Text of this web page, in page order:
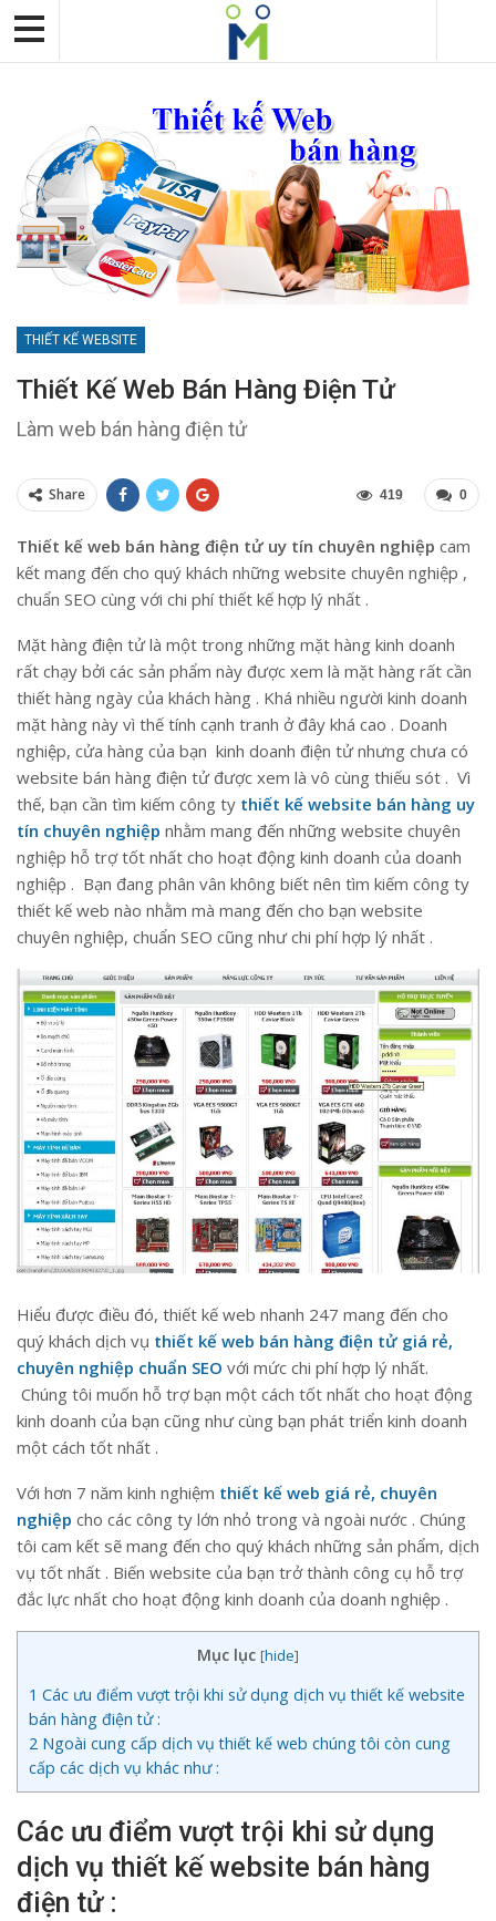
THIẾT KẾ WEBSITE
Thiết Kế Web Bán Hàng Điện Tử
Làm web bán hàng điện tử
Share 0
419
Thiết kế web bán hàng điện tử uy tín chuyên nghiệp cam
kết mang đến cho quý khách những website chuyên nghiệp ,
chuẩn SEO cùng với chi phí thiết kế hợp lý nhất .
Mặt hàng điện tử là một trong những mặt hàng kinh doanh
rất chạy bởi các sản phẩm này được xem là mặt hàng rất cần
thiết hàng ngày của khách hàng . Khá nhiều người kinh doanh
mặt hàng này vì thế tính cạnh tranh ở đây khá cao . Doanh
nghiệp, cửa hàng của bạn kinh doanh điện tử nhưng chưa có
website bán hàng điện tử được xem là vô cùng thiếu sót . Vì
thế, bạn cần tìm kiếm công ty thiết kế website bán hàng uy
tín chuyên nghiệp nhằm mang đến những website chuyên
nghiệp hỗ trợ tốt nhất cho hoạt động kinh doanh của doanh
nghiệp . Bạn đang phân vân không biết nên tìm kiếm công ty
thiết kế web nào nhằm mà mang đến cho bạn website
chuyên nghiệp, chuẩn SEO cũng như chi phí hợp lý nhất .
Hiểu được điều đó, thiết kế web nhanh 247 mang đến cho
quý khách dịch vụ thiết kế web bán hàng điện tử giá rẻ,
chuyên nghiệp chuẩn SEO với mức chi phí hợp lý nhất.
Chúng tôi muốn hỗ trợ bạn một cách tốt nhất cho hoạt động
kinh doanh của bạn cũng như cùng bạn phát triển kinh doanh
một cách tốt nhất .
Với hơn 7 năm kinh nghiệm thiết kế web giá rẻ, chuyên
nghiệp cho các công ty lớn nhỏ trong và ngoài nước . Chúng
tôi cam kết sẽ mang đến cho quý khách những sản phẩm, dịch
vụ tốt nhất . Biến website của bạn trở thành công cụ hỗ trợ
đắc lực nhất cho hoạt động kinh doanh của doanh nghiệp .
Mục lục [hide]
1 Các ưu điểm vượt trội khi sử dụng dịch vụ thiết kế website
bán hàng điện tử :
2 Ngoài cung cấp dịch vụ thiết kế web chúng tôi còn cung
cấp các dịch vụ khác như :
Các ưu điểm vượt trội khi sử dụng
dịch vụ thiết kế website bán hàng
điện tử :